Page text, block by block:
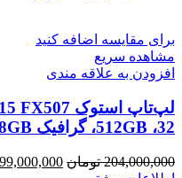
برای مقایسه اضافه کنید
مشاهده سریع
افزودن به علاقه مندی
32، 512GB، گرافیک 8GB
204,000,000 تومان قیمت